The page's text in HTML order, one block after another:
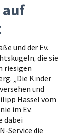
auf
und der Ev.
die sie
riesigen
„Die Kinder
und
Hassel vom
im Ev.
dabei
Service die